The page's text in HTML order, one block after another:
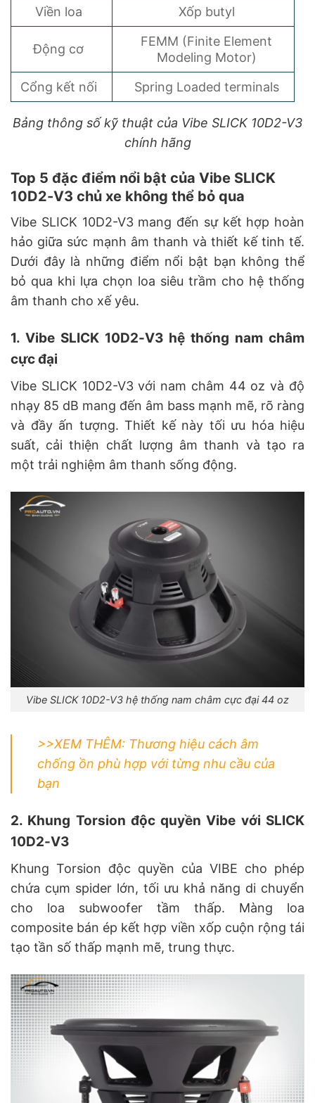
Viền loa
Xốp butyl
Động cơ
FEMM (Finite Element
Modeling Motor)
Cổng kết nối
Spring Loaded terminals
Bảng thông số kỹ thuật của Vibe SLICK 10D2-V3
chính hãng
Top 5 đặc điểm nổi bật của Vibe SLICK
10D2-V3 chủ xe không thể bỏ qua
Vibe SLICK 10D2-V3 mang đến sự kết hợp hoàn
hảo giữa sức mạnh âm thanh và thiết kế tinh tế.
Dưới đây là những điểm nổi bật bạn không thể
bỏ qua khi lựa chọn loa siêu trầm cho hệ thống
âm thanh cho xế yêu.
1. Vibe SLICK 10D2-V3 hệ thống nam châm
cực đại
Vibe SLICK 10D2-V3 với nam châm 44 oz và độ
nhạy 85 dB mang đến âm bass mạnh mẽ, rõ ràng
và đầy ấn tượng. Thiết kế này tối ưu hóa hiệu
suất, cải thiện chất lượng âm thanh và tạo ra
một trải nghiệm âm thanh sống động.
Vibe SLICK 10D2-V3 hệ thống nam châm cực đại 44 oz
>>XEM THÊM: Thương hiệu cách âm
chống ồn phù hợp với từng nhu cầu của
bạn
2. Khung Torsion độc quyền Vibe với SLICK
10D2-V3
Khung Torsion độc quyền của VIBE cho phép
chứa cụm spider lớn, tối ưu khả năng di chuyển
cho loa subwoofer tầm thấp. Màng loa
composite bán ép kết hợp viền xốp cuộn rộng tái
tạo tần số thấp mạnh mẽ, trung thực.